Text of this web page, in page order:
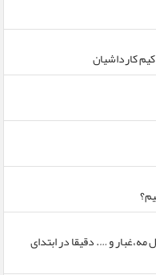
کیم کارداشیان
و …. دقیقا در ابتدای